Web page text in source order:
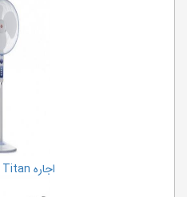
اجاره MSI GT83 Titan